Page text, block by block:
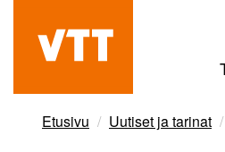
pääsisältöön
Beyond
the
obvious
Etusivu Uutiset ja tarinat